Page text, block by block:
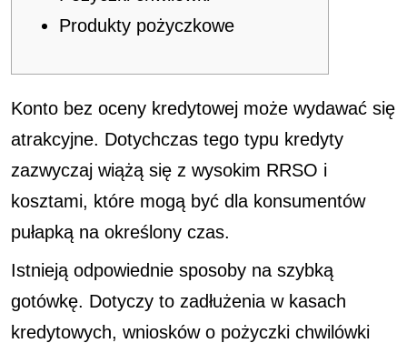
Produkty pożyczkowe
Konto bez oceny kredytowej może wydawać się
atrakcyjne. Dotychczas tego typu kredyty
zazwyczaj wiążą się z wysokim RRSO i
kosztami, które mogą być dla konsumentów
pułapką na określony czas.
Istnieją odpowiednie sposoby na szybką
gotówkę. Dotyczy to zadłużenia w kasach
kredytowych, wniosków o pożyczki chwilówki